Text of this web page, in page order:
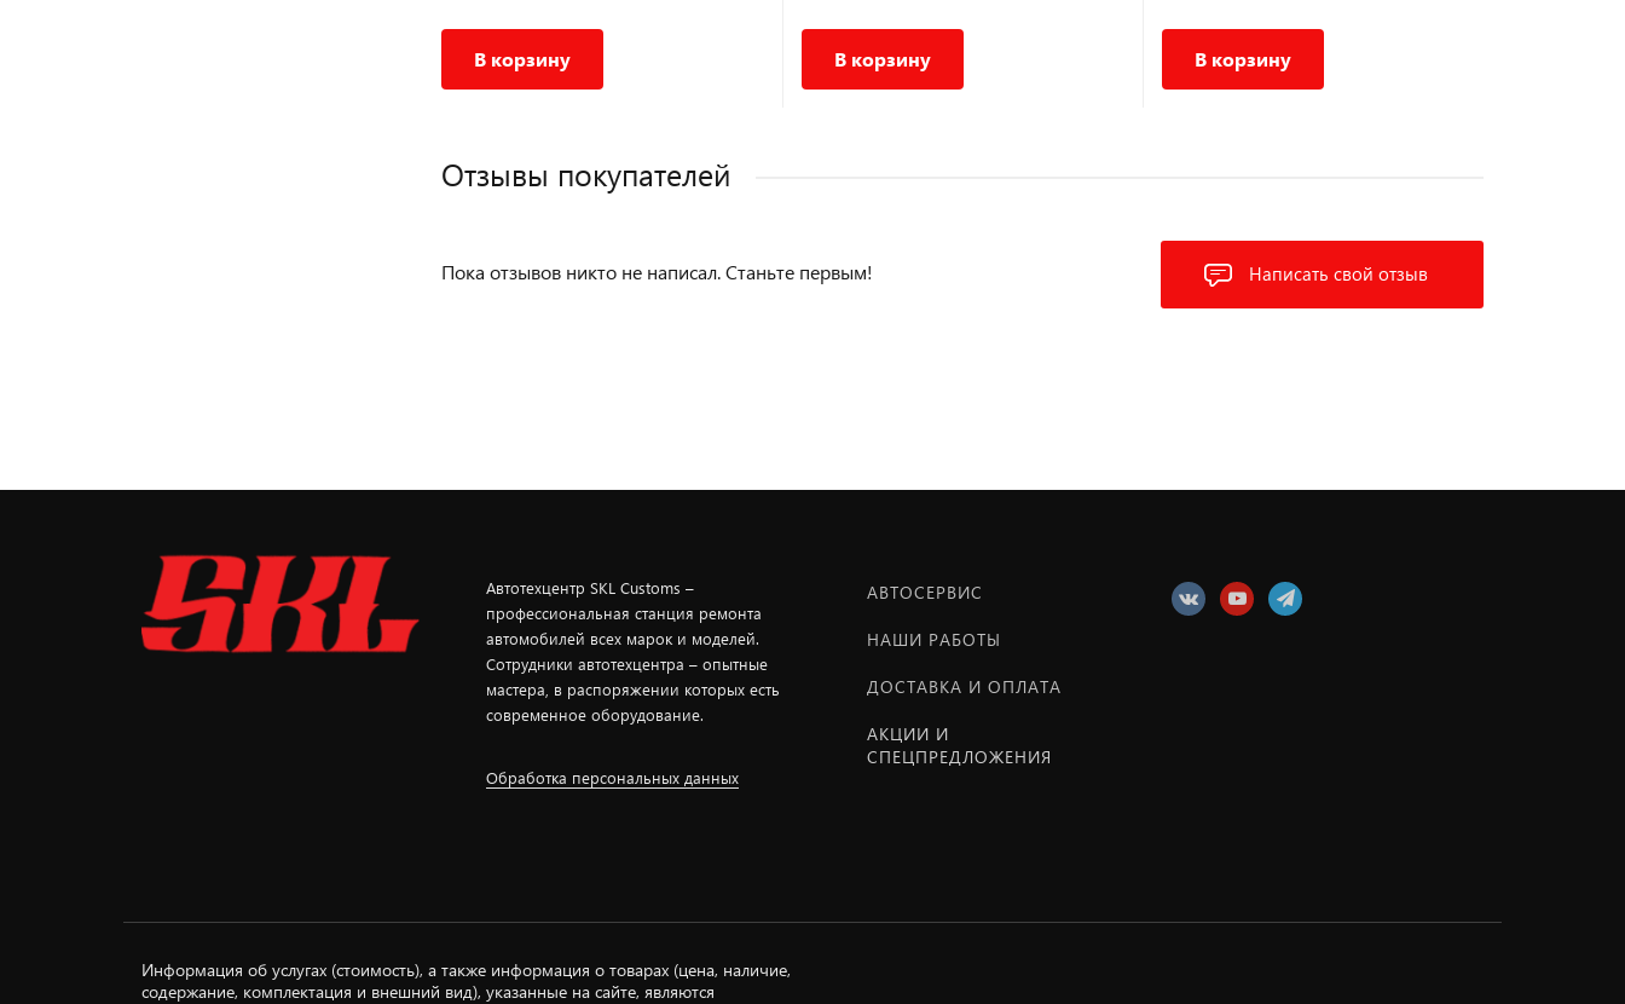
В корзину В корзину В корзину
Отзывы покупателей
Написать свой отзыв
Пока отзывов никто не написал. Станьте первым!
Автотехцентр SKL Customs –
профессиональная станция ремонта
автомобилей всех марок и моделей.
Сотрудники автотехцентра – опытные
мастера, в распоряжении которых есть
современное оборудование.
Обработка персональных данных
АВТОСЕРВИС
НАШИ РАБОТЫ
ДОСТАВКА И ОПЛАТА
АКЦИИ И
СПЕЦПРЕДЛОЖЕНИЯ
Информация об услугах (стоимость), а также информация о товарах (цена, наличие,
содержание, комплектация и внешний вид), указанные на сайте, являются